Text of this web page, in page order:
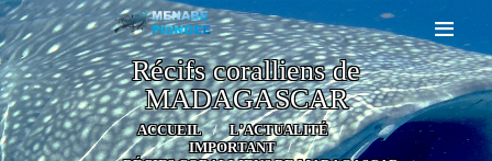
Récifs coralliens de
MADAGASCAR
ACCUEIL
L'ACTUALITÉ
IMPORTANT
ACCUEIL
A PROPOS